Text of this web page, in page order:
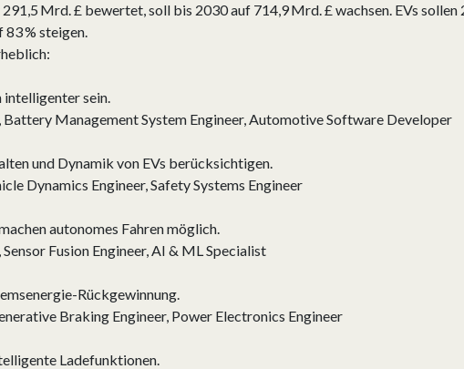
Mrd. £ bewertet, soll bis 2030 auf 714,9 Mrd. £ wachsen. EVs sollen
83 % steigen.
intelligenter sein.
Management System Engineer, Automotive Software Developer
und Dynamik von EVs berücksichtigen.
Dynamics Engineer, Safety Systems Engineer
autonomes Fahren möglich.
Fusion Engineer, AI & ML Specialist
Rückgewinnung.
Braking Engineer, Power Electronics Engineer
Ladefunktionen.